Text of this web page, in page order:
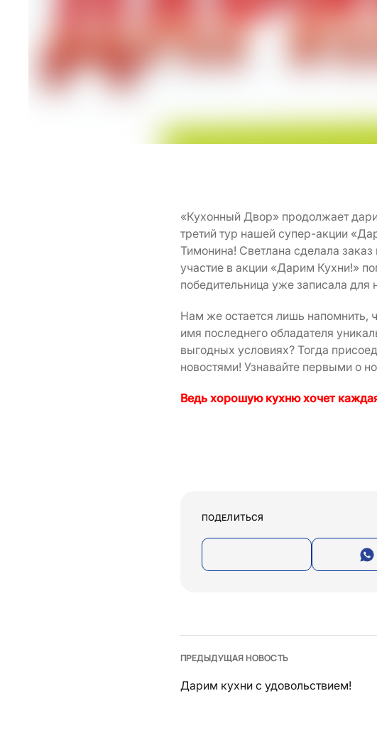
«Кухонный Двор» продолжает
третий тур нашей супер-акции
Тимонина! Светлана сделала
участие в акции «Дарим Кухни!»
победительница уже записала для
Нам же остается лишь напомнить,
имя последнего обладателя
выгодных условиях? Тогда
новостями! Узнавайте первыми о
Ведь хорошую кухню хочет
ПОДЕЛИТЬСЯ
ПРЕДЫДУЩАЯ НОВОСТЬ
Дарим кухни с удовольствием!